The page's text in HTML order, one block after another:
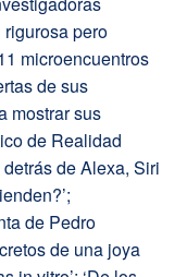
pero
microencuentros
de sus
mostrar sus
de Realidad
detrás de Alexa, Siri
de Pedro
de una joya